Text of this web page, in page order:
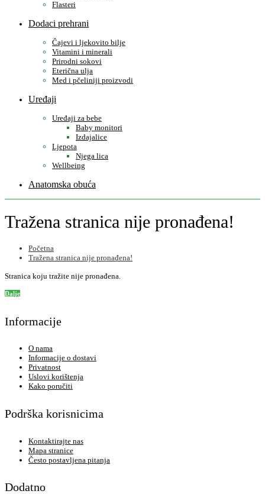
Flasteri
Dodaci prehrani
Čajevi i ljekovito bilje
Vitamini i minerali
Prirodni sokovi
Eterična ulja
Med i pčeliniji proizvodi
Uređaji
Uređaji za bebe
Baby monitori
Izdajalice
Ljepota
Njega lica
Wellbeing
Anatomska obuća
Tražena stranica nije pronađena!
Početna
Tražena stranica nije pronađena!
Stranica koju tražite nije pronađena.
Dalje
Informacije
O nama
Informacije o dostavi
Privatnost
Uslovi korištenja
Kako poručiti
Podrška korisnicima
Kontaktirajte nas
Mapa stranice
Često postavljena pitanja
Dodatno